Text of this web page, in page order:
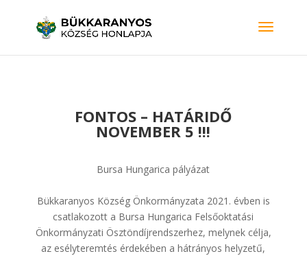
FONTOS – HATÁRIDŐ
NOVEMBER 5 !!!
Bursa Hungarica pályázat
Bükkaranyos Község Önkormányzata 2021. évben is
csatlakozott a Bursa Hungarica Felsőoktatási
Önkormányzati Ösztöndíjrendszerhez, melynek célja,
az esélyteremtés érdekében a hátrányos helyzetű,